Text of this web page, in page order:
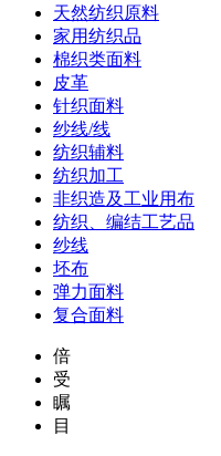
天然纺织原料
家用纺织品
棉织类面料
皮革
针织面料
纱线/线
纺织辅料
纺织加工
非织造及工业用布
纺织、编结工艺品
纱线
坯布
弹力面料
复合面料
倍
受
瞩
目